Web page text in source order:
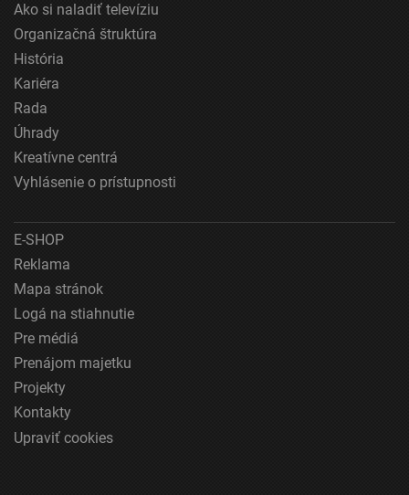
Špeciálne funkcie IAB:
Používanie presných údajov o geografickej
Identifikácia zariadení na základe aktívne
vyžiadaných informácií
Účely spracovania, ktoré nie sú v kompetencii IAB:
Výkonostné
Funkčné
Reklama
Ako si naladiť televíziu
Organizačná štruktúra
História
Kariéra
Rada
Úhrady
Kreatívne centrá
Vyhlásenie o prístupnosti
E-SHOP
Reklama
Mapa stránok
Logá na stiahnutie
Pre médiá
Prenájom majetku
Projekty
Kontakty
Upraviť cookies